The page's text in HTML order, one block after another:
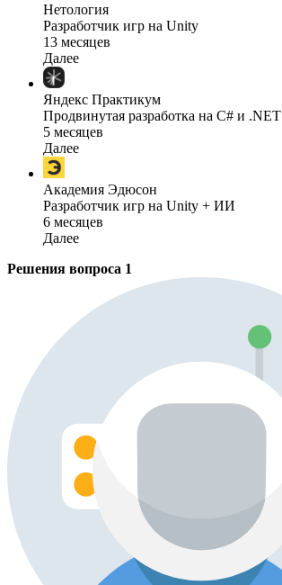
Нетология
Разработчик игр на Unity
13 месяцев
Далее
Яндекс Практикум
Продвинутая разработка на C# и .NET
5 месяцев
Далее
Академия Эдюсон
Разработчик игр на Unity + ИИ
6 месяцев
Далее
Решения вопроса 1